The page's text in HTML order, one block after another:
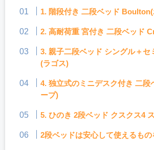
1. 階段付き 二段ベッド
2. 高耐荷重 宮付き 二段ベッド
3. 親子二段ベッド シングル＋セ
(ラゴス)
4. 独立式のミニデスク付き 二段
ープ)
5. ひのき 2段ベッド クスクス4
2段ベッドは安心して使えるもの